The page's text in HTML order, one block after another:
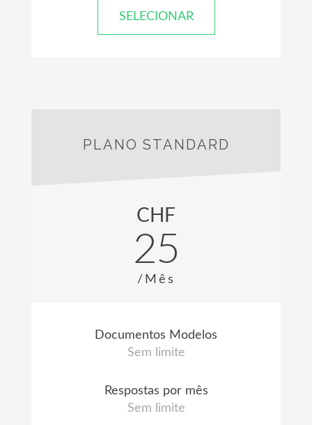
SELECIONAR
PLANO STANDARD
CHF
25
/Mês
Documentos Modelos
Sem limite
Respostas por mês
Sem limite